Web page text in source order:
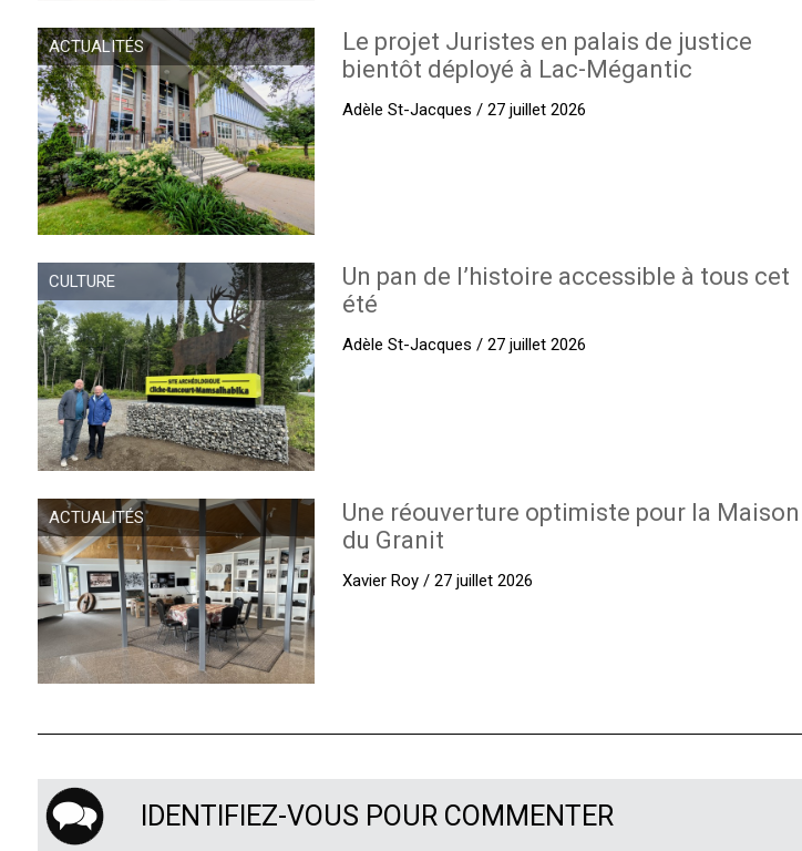
ACTUALITÉS
Le projet Juristes en palais de justice
bientôt déployé à Lac-Mégantic
Adèle St-Jacques / 27 juillet 2026
CULTURE
Un pan de l’histoire accessible à tous cet
été
Adèle St-Jacques / 27 juillet 2026
ACTUALITÉS
Une réouverture optimiste pour la Maison
du Granit
Xavier Roy / 27 juillet 2026
IDENTIFIEZ-VOUS POUR COMMENTER